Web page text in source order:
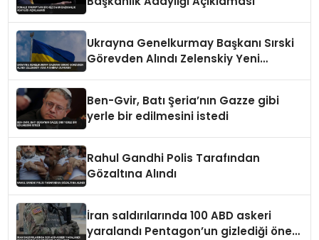
Ukrayna Genelkurmay Başkanı Sırski
Görevden Alındı Zelenskiy Yeni
Ben-Gvir, Batı Şeria’nın Gazze gibi
yerle bir edilmesini istedi
Rahul Gandhi Polis Tarafından
Gözaltına Alındı
İran saldırılarında 100 ABD askeri
yaralandı Pentagon’un gizlediği öne